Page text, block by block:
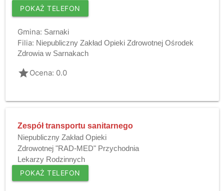
POKAŻ TELEFON
Gmina: Sarnaki
Filia: Niepubliczny Zakład Opieki Zdrowotnej Ośrodek
Zdrowia w Sarnakach
gradeOcena: 0.0
Zespół transportu sanitarnego
Niepubliczny Zakład Opieki
Zdrowotnej "RAD-MED" Przychodnia
Lekarzy Rodzinnych
POKAŻ TELEFON